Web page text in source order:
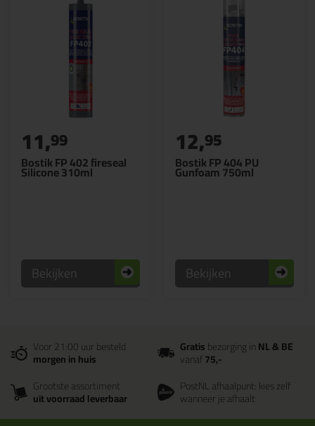
Bostik FP 402 fireseal
Silicone 310ml
11,99
Bekijken
Bostik FP 404 PU
Gunfoam 750ml
12,95
Bekijken
Voor 21:00 uur besteld
morgen in huis
Gratisbezorging inNL & BE
vanaf75,-
Grootste assortiment
uit voorraad leverbaar
PostNL afhaalpunt: kies zelf
wanneer je afhaalt